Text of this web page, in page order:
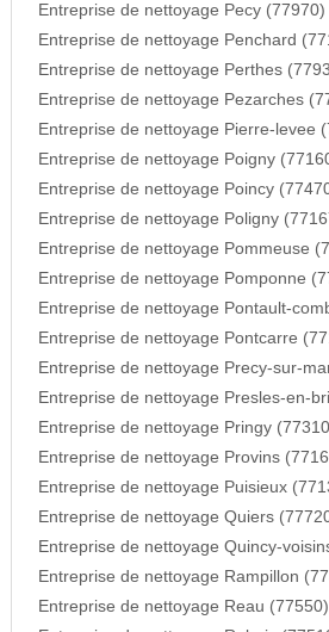
Entreprise de nettoyage Pecy (77970)
Entreprise de nettoyage Penchard
Entreprise de nettoyage Perthes
Entreprise de nettoyage Pezarches
Entreprise de nettoyage Pierre-levee
Entreprise de nettoyage Poigny
Entreprise de nettoyage Poincy
Entreprise de nettoyage Poligny
Entreprise de nettoyage Pommeuse
Entreprise de nettoyage Pomponne
Entreprise de nettoyage Pontault-
Entreprise de nettoyage Pontcarre
Entreprise de nettoyage Precy-sur-
Entreprise de nettoyage Presles-en-
Entreprise de nettoyage Pringy
Entreprise de nettoyage Provins
Entreprise de nettoyage Puisieux
Entreprise de nettoyage Quiers
Entreprise de nettoyage Quincy-
Entreprise de nettoyage Rampillon
Entreprise de nettoyage Reau (77550)